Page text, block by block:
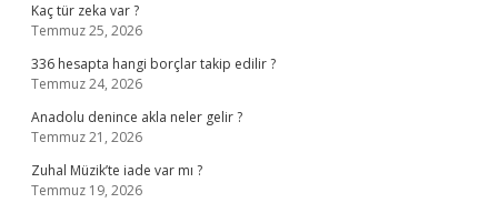
Kaç tür zeka var ?
Temmuz 25, 2026
336 hesapta hangi borçlar takip edilir ?
Temmuz 24, 2026
Anadolu denince akla neler gelir ?
Temmuz 21, 2026
Zuhal Müzik’te iade var mı ?
Temmuz 19, 2026